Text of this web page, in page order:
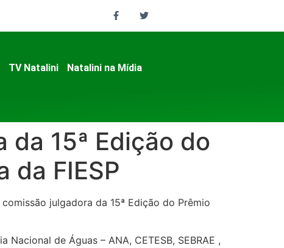
TV Natalini
Natalini na Mídia
15ª Edição do
da FIESP
julgadora da 15ª Edição do Prêmio
de Águas – ANA, CETESB, SEBRAE ,